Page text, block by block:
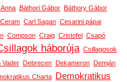
Anna Báthori Gábor
Báthory Gábor
Carl Sagan Cesarini pápai
Compson Craig Cristofel
Csapó
háborúja Csillagosok
Vader Debrecen Dekameron
Demján
Charta
Demokratikus